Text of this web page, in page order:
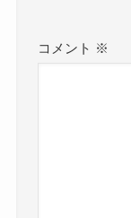
コメント ※